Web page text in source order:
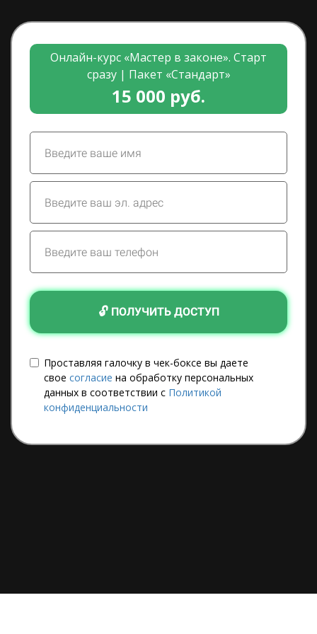
Онлайн-курс «Мастер в законе». Старт
сразу | Пакет «Стандарт»
15 000 руб.
🔓 ПОЛУЧИТЬ ДОСТУП
Проставляя галочку в чек-боксе вы даете
свое согласие на обработку персональных
данных в соответствии с Политикой
конфиденциальности